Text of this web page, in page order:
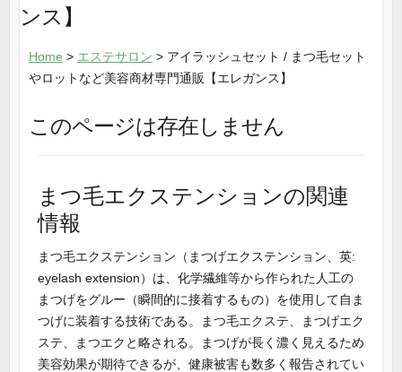
ンス】
Home > エステサロン > アイラッシュセット / まつ毛セット
やロットなど美容商材専門通販【エレガンス】
このページは存在しません
まつ毛エクステンションの関連
情報
まつ毛エクステンション（まつげエクステンション、英:
eyelash extension）は、化学繊維等から作られた人工の
まつげをグルー（瞬間的に接着するもの）を使用して自ま
つげに装着する技術である。まつ毛エクステ、まつげエク
ステ、まつエクと略される。まつげが長く濃く見えるため
美容効果が期待できるが、健康被害も数多く報告されてい